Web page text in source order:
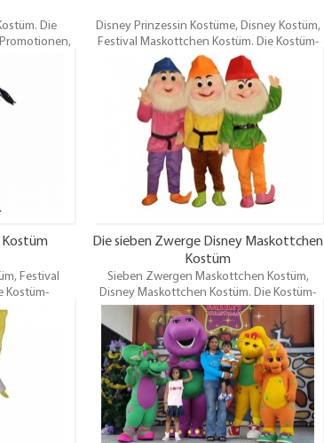
Die
und andere
willkommen.
Disney Prinzessin Kostüme, Disney Kostüm,
Festival Maskottchen Kostüm. Die Kostüm-
Maskaden gelten für Promotionen,
Vergnügungen, Themenparks,
Karnevalsfeiern, Festival, Verleih und andere
Veranstaltungen.Oem / odmist willkommen.
Festival
Kostüm-
und andere
willkommen.
Die sieben Zwerge Disney Maskottchen
Kostüm
Sieben Zwergen Maskottchen Kostüm,
Disney Maskottchen Kostüm. Die Kostüm-
Maskaden gelten für Promotionen,
Vergnügungen, Themenparks,
Karnevalsfeiern, Festival, Verleih und andere
Veranstaltungen.Oem / odmist willkommen.